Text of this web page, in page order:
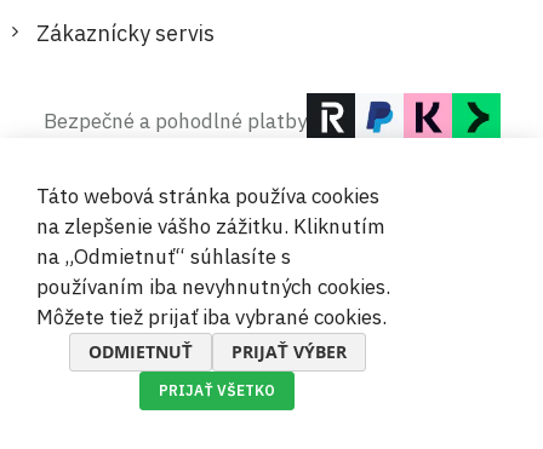
Zákaznícky servis
Bezpečné a pohodlné platby
© 2019-2026 Megamix s.r.o.
Táto webová stránka používa cookies
na zlepšenie vášho zážitku. Kliknutím
na „Odmietnuť“ súhlasíte s
používaním iba nevyhnutných cookies.
Môžete tiež prijať iba vybrané cookies.
ODMIETNUŤ PRIJAŤ VÝBER
PRIJAŤ VŠETKO